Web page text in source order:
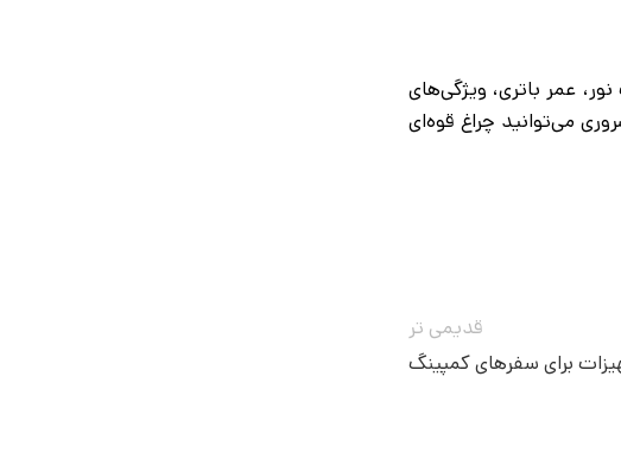
عمر باتری، ویژگی‌های
می‌توانید چراغ قوه‌ای
قدیمی تر
برای سفرهای کمپینگ